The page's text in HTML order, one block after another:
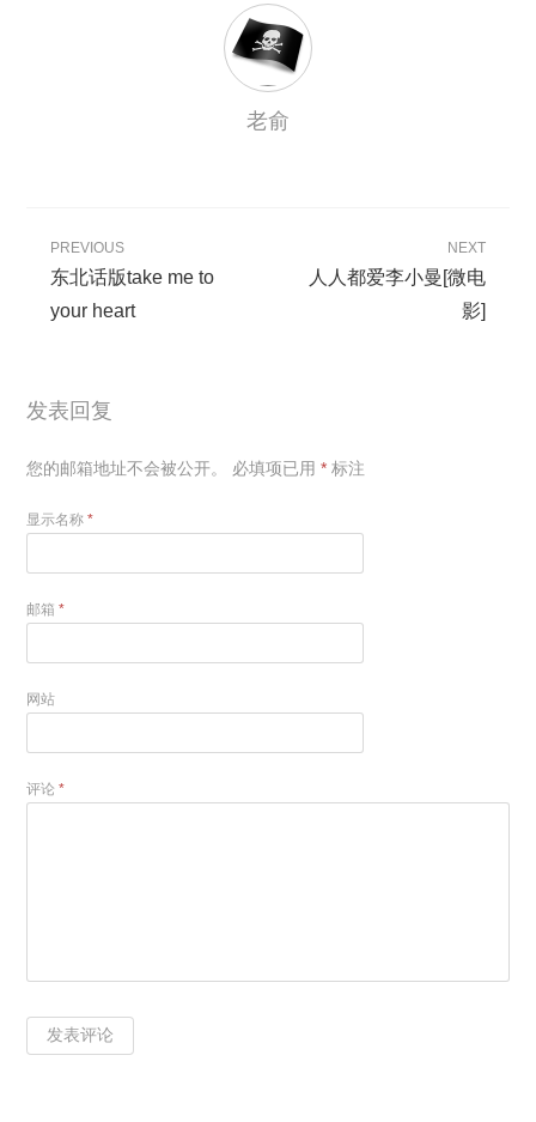
老俞
PREVIOUS
东北话版take me to
your heart
NEXT
人人都爱李小曼[微电
影]
发表回复
您的邮箱地址不会被公开。 必填项已用* 标注
显示名称*
邮箱*
网站
评论*